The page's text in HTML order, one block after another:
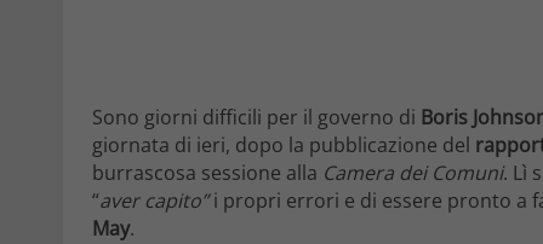
Sono giorni difficili per il governo di Boris
giornata di ieri, dopo la pubblicazione del
burrascosa sessione alla Camera dei Comuni. Lì
“aver capito”i propri errori e di essere pronto a
May.